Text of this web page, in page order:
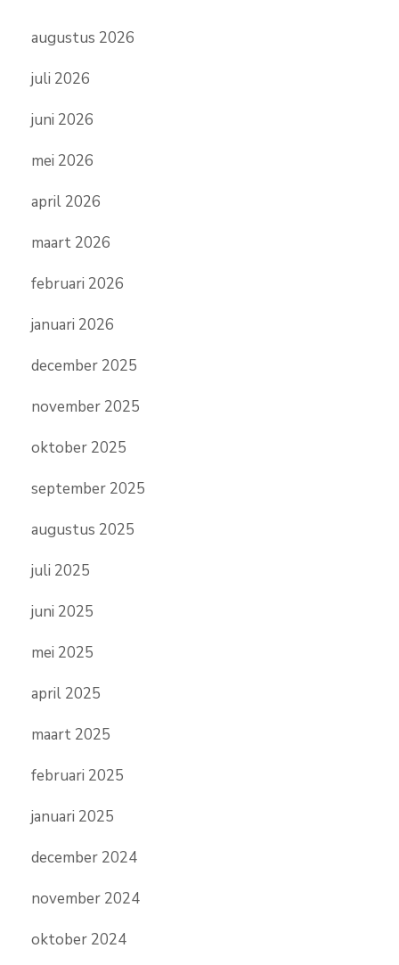
augustus 2026
juli 2026
juni 2026
mei 2026
april 2026
maart 2026
februari 2026
januari 2026
december 2025
november 2025
oktober 2025
september 2025
augustus 2025
juli 2025
juni 2025
mei 2025
april 2025
maart 2025
februari 2025
januari 2025
december 2024
november 2024
oktober 2024